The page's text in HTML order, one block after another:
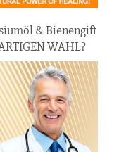
& Bienengift
WAHL?